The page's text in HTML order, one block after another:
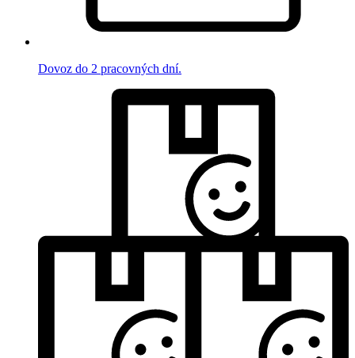
Dovoz do 2 pracovných dní.